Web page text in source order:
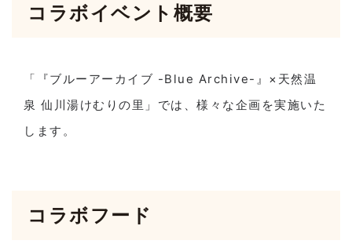
コラボイベント概要
「『ブルーアーカイブ -Blue Archive-』×天然温
泉 仙川湯けむりの里」では、様々な企画を実施いた
します。
コラボフード